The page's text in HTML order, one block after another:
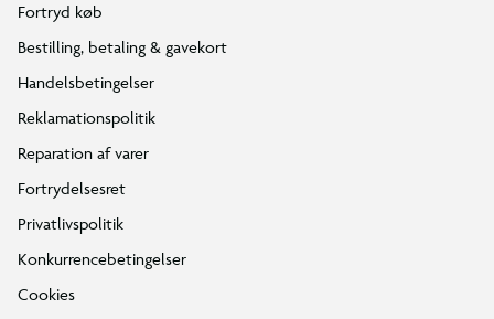
Fortryd køb
Bestilling, betaling & gavekort
Handelsbetingelser
Reklamationspolitik
Reparation af varer
Fortrydelsesret
Privatlivspolitik
Konkurrencebetingelser
Cookies